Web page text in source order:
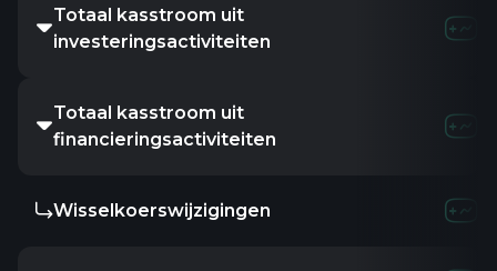
Totaal kasstroom uit
investeringsactiviteiten
Totaal kasstroom uit
financieringsactiviteiten
Wisselkoerswijzigingen